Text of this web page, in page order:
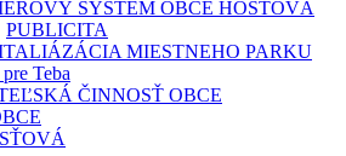
SYSTÉM OBCE HOSŤOVÁ
PUBLICITA
MIESTNEHO PARKU
Teba
ČINNOSŤ OBCE